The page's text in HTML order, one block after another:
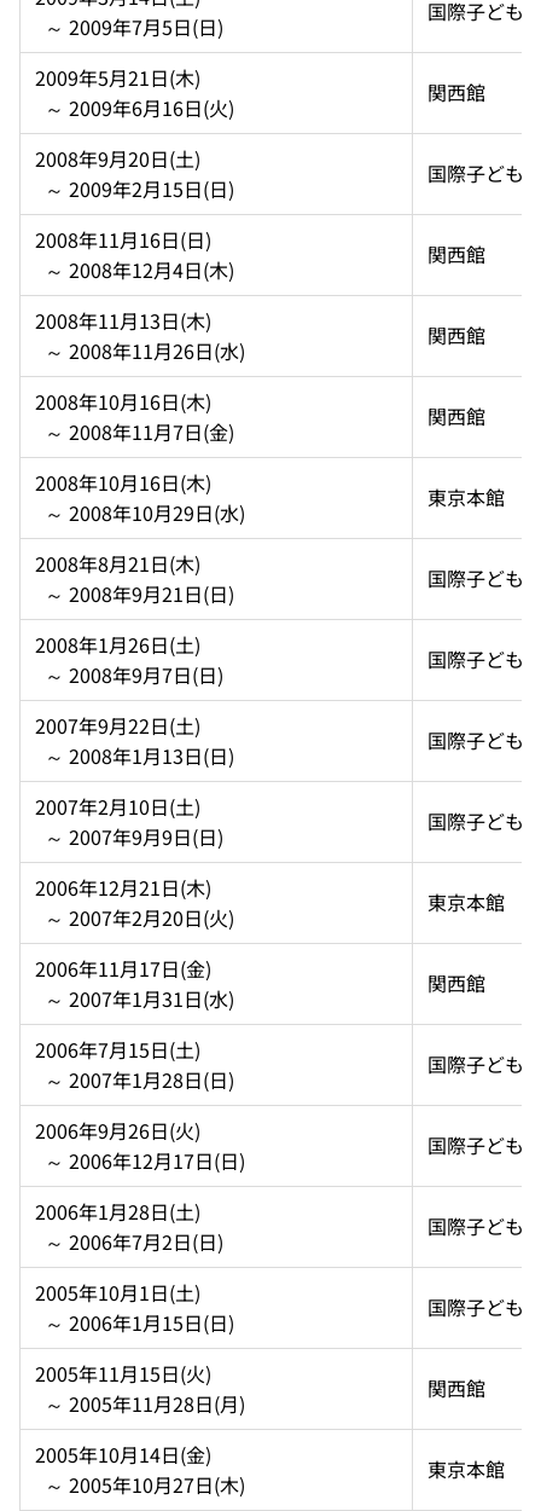
  ～ 2009年7月5日(日)
国際子ども
2009年5月21日(木)
  ～ 2009年6月16日(火)
関西館
2008年9月20日(土)
  ～ 2009年2月15日(日)
国際子ども
2008年11月16日(日)
  ～ 2008年12月4日(木)
関西館
2008年11月13日(木)
  ～ 2008年11月26日(水)
関西館
2008年10月16日(木)
  ～ 2008年11月7日(金)
関西館
2008年10月16日(木)
  ～ 2008年10月29日(水)
東京本館
2008年8月21日(木)
  ～ 2008年9月21日(日)
国際子ども
2008年1月26日(土)
  ～ 2008年9月7日(日)
国際子ども
2007年9月22日(土)
  ～ 2008年1月13日(日)
国際子ども
2007年2月10日(土)
  ～ 2007年9月9日(日)
国際子ども
2006年12月21日(木)
  ～ 2007年2月20日(火)
東京本館
2006年11月17日(金)
  ～ 2007年1月31日(水)
関西館
2006年7月15日(土)
  ～ 2007年1月28日(日)
国際子ども
2006年9月26日(火)
  ～ 2006年12月17日(日)
国際子ども
2006年1月28日(土)
  ～ 2006年7月2日(日)
国際子ども
2005年10月1日(土)
  ～ 2006年1月15日(日)
国際子ども
2005年11月15日(火)
  ～ 2005年11月28日(月)
関西館
2005年10月14日(金)
  ～ 2005年10月27日(木)
東京本館